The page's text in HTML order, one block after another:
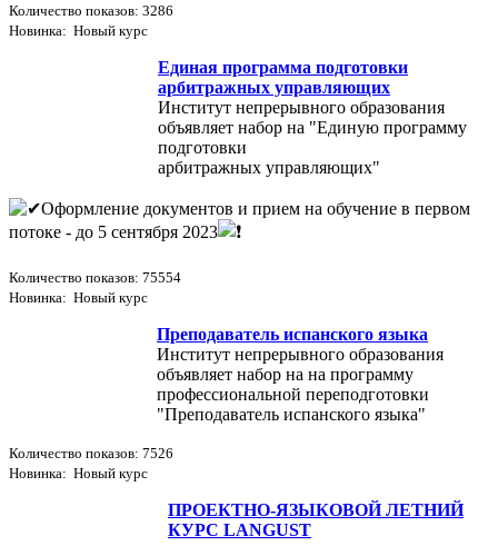
Количество показов: 3286
Новинка: Новый курс
Единая программа подготовки
арбитражных управляющих
Институт непрерывного образования
объявляет набор на "Единую программу
подготовки
арбитражных управляющих"
Оформление документов и прием на обучение в первом
потоке - до 5 сентября 2023
Количество показов: 75554
Новинка: Новый курс
Преподаватель испанского языка
Институт непрерывного образования
объявляет набор на на программу
профессиональной переподготовки
"Преподаватель испанского языка"
Количество показов: 7526
Новинка: Новый курс
ПРОЕКТНО-ЯЗЫКОВОЙ ЛЕТНИЙ
КУРС LANGUST